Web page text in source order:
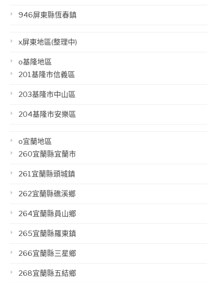
946屏東縣恆春鎮
x屏東地區(整理中)
o基隆地區
201基隆市信義區
203基隆市中山區
204基隆市安樂區
o宜蘭地區
260宜蘭縣宜蘭市
261宜蘭縣頭城鎮
262宜蘭縣礁溪鄉
264宜蘭縣員山鄉
265宜蘭縣羅東鎮
266宜蘭縣三星鄉
268宜蘭縣五結鄉